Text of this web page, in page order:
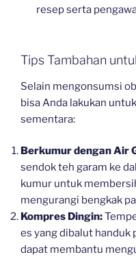
resep serta
Tips Tambahan
Selain mengonsumsi
bisa Anda lakukan
sementara:
Berkumur dengan Air
sendok teh garam ke
kumur untuk
mengurangi bengkak
Kompres Dingin:
es yang dibalut handuk
dapat membantu